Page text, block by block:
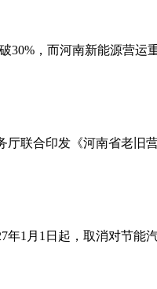
，而河南新能源营
联合印发《河南省老
1月1日起，取消对节